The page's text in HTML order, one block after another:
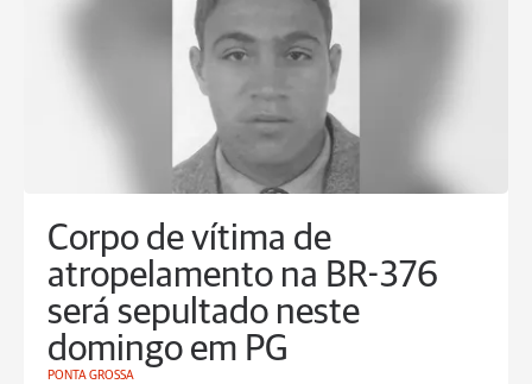
Corpo de vítima de
atropelamento na BR-376
será sepultado neste
domingo em PG
PONTA GROSSA